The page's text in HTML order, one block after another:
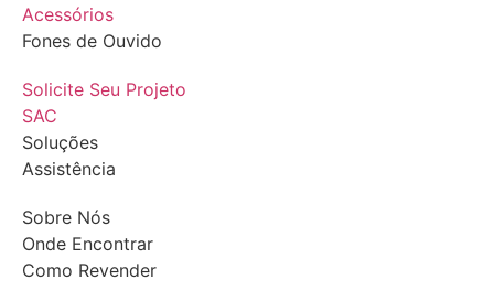
Acessórios
Fones de Ouvido
Solicite Seu Projeto
SAC
Soluções
Assistência
Sobre Nós
Onde Encontrar
Como Revender